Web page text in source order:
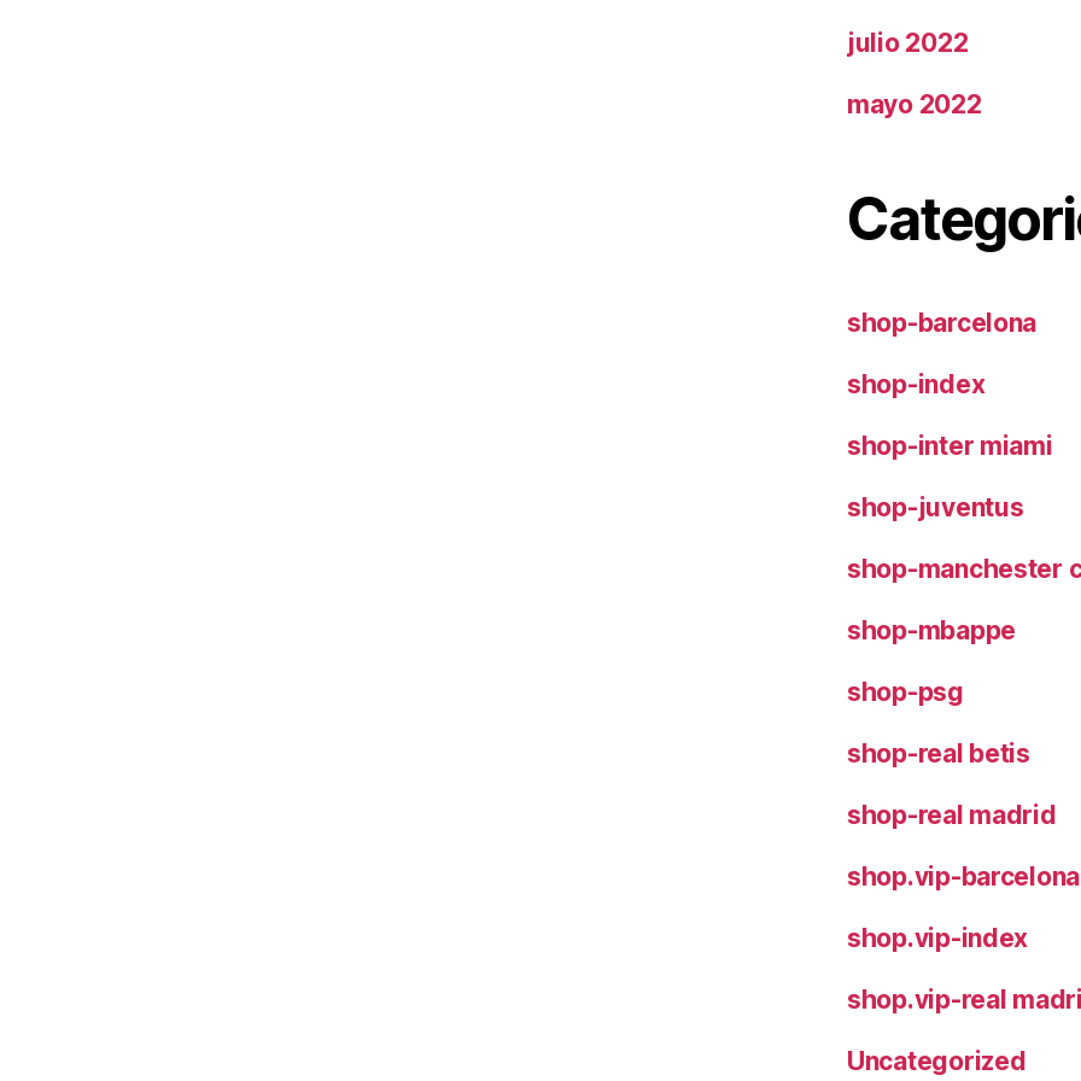
julio 2022
mayo 2022
shop-barcelona
shop-index
shop-inter miami
shop-juventus
shop-manchester
shop-mbappe
shop-psg
shop-real betis
shop-real madrid
shop.vip-barcelona
shop.vip-index
shop.vip-real
Uncategorized